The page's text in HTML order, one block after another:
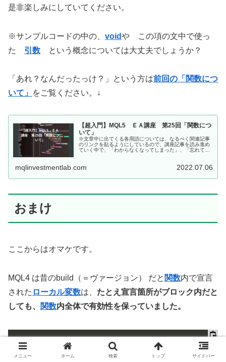
是非楽しみにしていてください。
※サンプルコードの中の、 voidや この項の文中で使っ
た 引数 という概念については大丈夫でしょうか？
「あれ？なんだったっけ？」という方は前回の「関数につ
いて」 をご覧ください。↓
【超入門】MQL5 ＥＡ講座 第25回「関数につ
いて」
※文章中に出てくる各用語については、なるべく関連記事
のリンクを貼るようにしているので、講座記事を読み進め
ていく中で、「わからなくなってしまった」、「忘れてし
mqlinvestmentlab.com 2022.07.06
おまけ
ここからはオマケです。
MQL4 は昔のbuild（＝ヴァージョン） だと 関数内で宣言
された ローカル変数は、 たとえ宣言箇所がブロック内だと
しても、
関数内全体で有効性を保っていました。
型の、sampleFunctionという名前の関数を宣言
sampleFunction()
メニュー ホーム 検索 トップ サイドバー